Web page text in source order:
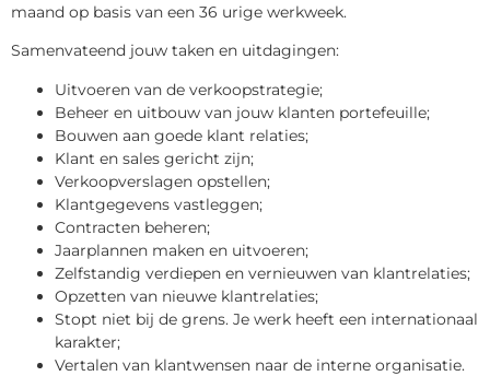
maand op basis van een 36 urige werkweek.
Samenvateend jouw taken en uitdagingen:
Uitvoeren van de verkoopstrategie;
Beheer en uitbouw van jouw klanten portefeuille;
Bouwen aan goede klant relaties;
Klant en sales gericht zijn;
Verkoopverslagen opstellen;
Klantgegevens vastleggen;
Contracten beheren;
Jaarplannen maken en uitvoeren;
Zelfstandig verdiepen en vernieuwen van klantrelaties;
Opzetten van nieuwe klantrelaties;
Stopt niet bij de grens. Je werk heeft een internationaal
karakter;
Vertalen van klantwensen naar de interne organisatie.